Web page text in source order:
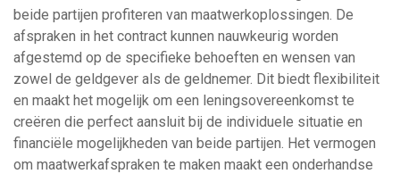
beide partijen profiteren van maatwerkoplossingen. De
afspraken in het contract kunnen nauwkeurig worden
afgestemd op de specifieke behoeften en wensen van
zowel de geldgever als de geldnemer. Dit biedt flexibiliteit
en maakt het mogelijk om een leningsovereenkomst te
creëren die perfect aansluit bij de individuele situatie en
financiële mogelijkheden van beide partijen. Het vermogen
om maatwerkafspraken te maken maakt een onderhandse